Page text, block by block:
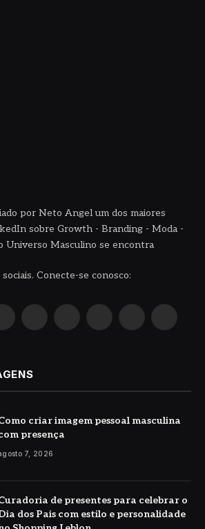
por Neto Angel um dos maiores
sobre Growth - Branding - Moda -
Universo Masculino se encontra
sociais. Conecte-se conosco:
PinterestYouTube LinkedIn WhatsAppReddit TikTok
criar imagem pessoal masculina
presença
7, 2026
de presentes para celebrar o
dos Pais com estilo e personalidade